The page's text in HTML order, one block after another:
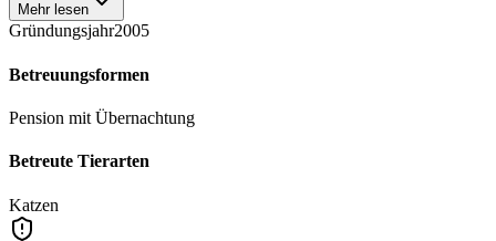
Mehr lesen
Gründungsjahr2005
Betreuungsformen
Pension mit Übernachtung
Betreute Tierarten
Katzen